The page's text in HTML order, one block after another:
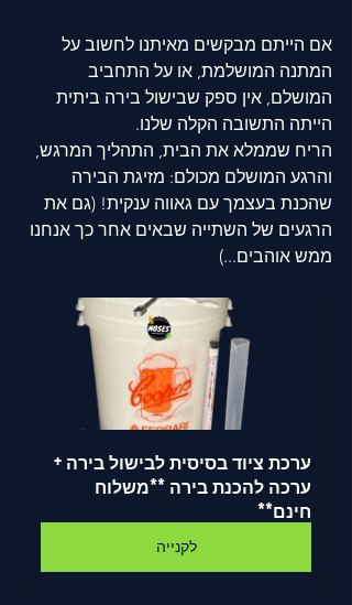
אם הייתם מבקשים מאיתנו לחשוב על
המתנה המושלמת, או על התחביב
המושלם, אין ספק שבישול בירה ביתית
הייתה התשובה הקלה שלנו.
הריח שממלא את הבית, התהליך המרגש,
והרגע המושלם מכולם: מזיגת הבירה
שהכנת בעצמך עם גאווה ענקית! (גם את
הרגעים של השתייה שבאים אחר כך אנחנו
ממש אוהבים...)
ערכת ציוד בסיסית לבישול בירה +
ערכה להכנת בירה **משלוח
חינם**
לקנייה